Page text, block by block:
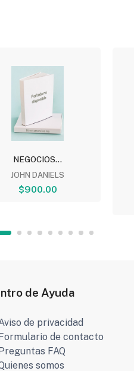
NEGOCIOS...
JOHN DANIELS
$900.00
de Ayuda
de privacidad
de contacto
FAQ
somos